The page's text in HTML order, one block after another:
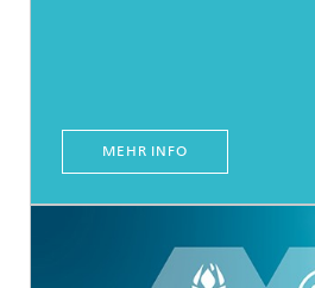
MEHR INFO